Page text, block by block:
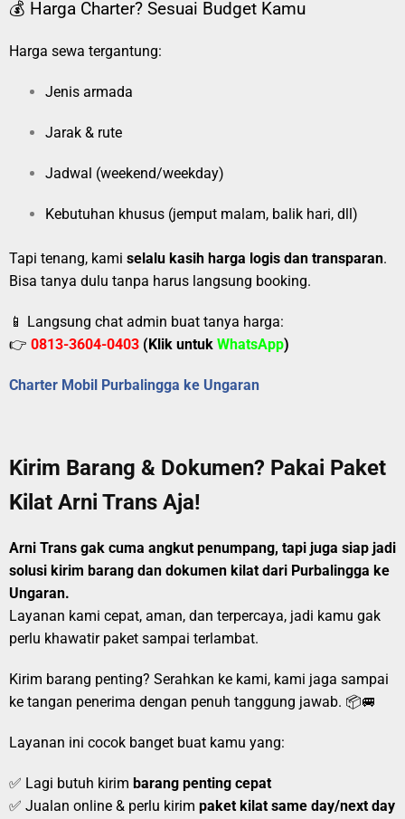
💰 Harga Charter? Sesuai Budget Kamu
Harga sewa tergantung:
Jenis armada
Jarak & rute
Jadwal (weekend/weekday)
Kebutuhan khusus (jemput malam, balik hari, dll)
Tapi tenang, kami selalu kasih harga logis dan transparan.
Bisa tanya dulu tanpa harus langsung booking.
📱 Langsung chat admin buat tanya harga:
👉 0813-3604-0403 (Klik untuk WhatsApp)
Charter Mobil Purbalingga ke Ungaran
Kirim Barang & Dokumen? Pakai Paket
Kilat Arni Trans Aja!
Arni Trans gak cuma angkut penumpang, tapi juga siap jadi
solusi kirim barang dan dokumen kilat dari Purbalingga ke
Ungaran.
Layanan kami cepat, aman, dan terpercaya, jadi kamu gak
perlu khawatir paket sampai terlambat.
Kirim barang penting? Serahkan ke kami, kami jaga sampai
ke tangan penerima dengan penuh tanggung jawab. 📦🚐
Layanan ini cocok banget buat kamu yang:
✅ Lagi butuh kirim barang penting cepat
✅ Jualan online & perlu kirim paket kilat same day/next day